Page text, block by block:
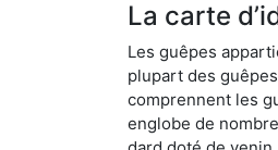
La carte
Les guêpes
plupart des
comprennent les
englobe de